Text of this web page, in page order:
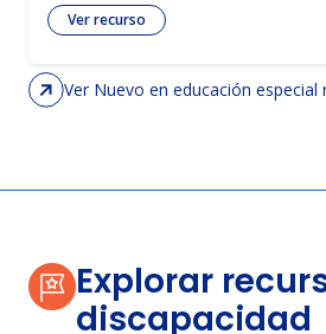
Ver recurso
Ver Nuevo en educación especial
Explorar
discapacidad